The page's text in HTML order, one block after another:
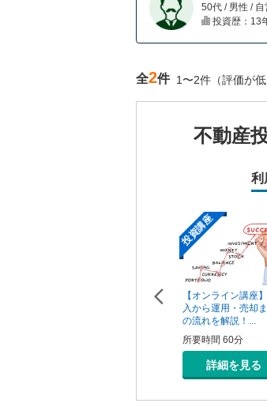
50代 / 男性 / 自
投資歴：13
全2件 1〜2件（評価が低
不動産
利
【オンライン講座】次
投資講座
【オンライン講座
入から運用・売却
の流れを解説！...
所要時間 60分
詳細を見る